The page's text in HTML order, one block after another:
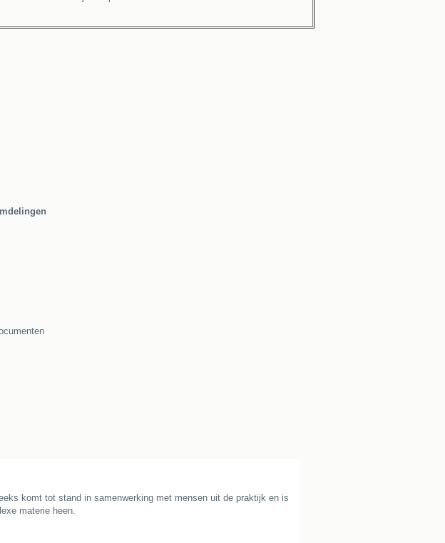
komt tot stand in samenwerking met mensen uit de praktijk en is
materie heen.